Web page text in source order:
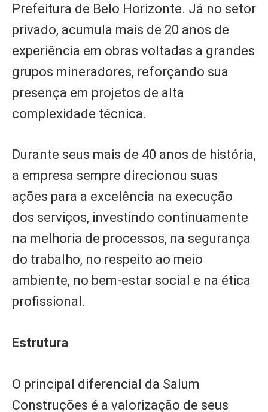
Prefeitura de Belo Horizonte. Já no setor
privado, acumula mais de 20 anos de
experiência em obras voltadas a grandes
grupos mineradores, reforçando sua
presença em projetos de alta
complexidade técnica.
Durante seus mais de 40 anos de história,
a empresa sempre direcionou suas
ações para a excelência na execução
dos serviços, investindo continuamente
na melhoria de processos, na segurança
do trabalho, no respeito ao meio
ambiente, no bem-estar social e na ética
profissional.
Estrutura
O principal diferencial da Salum
Construções é a valorização de seus